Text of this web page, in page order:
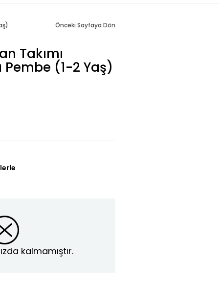
Önceki Sayfaya Dön
Takımı
Pembe (1-2 Yaş)
kalmamıştır.